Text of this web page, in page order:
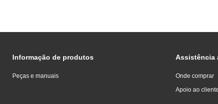
Informação de produtos
Peças e manuais
Assistência
Onde comprar
Apoio ao cliente